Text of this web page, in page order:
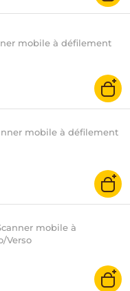
mobile à défilement
mobile à défilement
mobile à
Verso